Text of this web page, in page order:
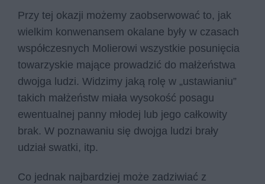
Przy tej okazji możemy zaobserwować to, jak
wielkim konwenansem okalane były w czasach
współczesnych Molierowi wszystkie posunięcia
towarzyskie mające prowadzić do małżeństwa
dwojga ludzi. Widzimy jaką rolę w „ustawianiu”
takich małżeństw miała wysokość posagu
ewentualnej panny młodej lub jego całkowity
brak. W poznawaniu się dwojga ludzi brały
udział swatki, itp.
Co jednak najbardziej może zadziwiać z